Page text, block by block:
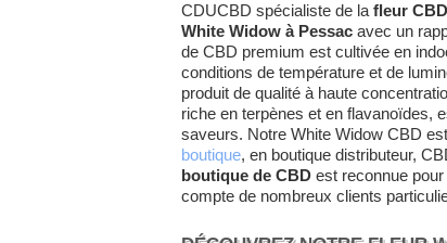
CDUCBD spécialiste de la fleur CBD
White Widow à Pessac avec un
de CBD premium est cultivée en
conditions de température et de
produit de qualité à haute
riche en terpènes et en flavanoïdes,
saveurs. Notre White Widow CBD
boutique, en boutique distributeur,
boutique de CBD est reconnue
compte de nombreux clients